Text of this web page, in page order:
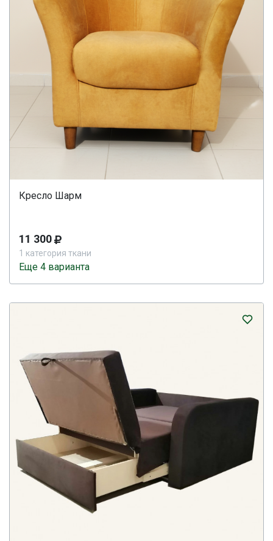
Кресло Шарм
11 300
1 категория ткани
Еще 4 варианта